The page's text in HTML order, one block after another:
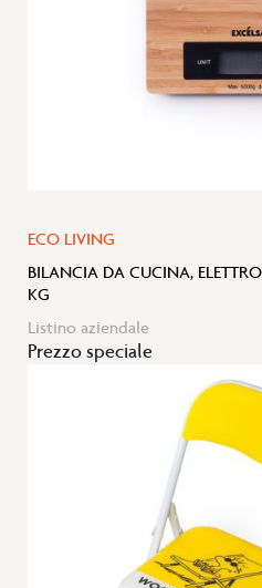
ECO LIVING
BILANCIA DA CUCINA,
KG
Listino aziendale
Prezzo speciale